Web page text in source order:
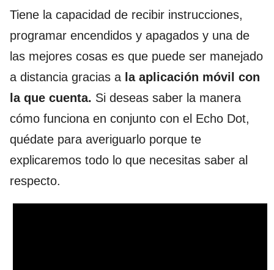
Tiene la capacidad de recibir instrucciones,
programar encendidos y apagados y una de
las mejores cosas es que puede ser manejado
a distancia gracias a la aplicación móvil con
la que cuenta. Si deseas saber la manera
cómo funciona en conjunto con el Echo Dot,
quédate para averiguarlo porque te
explicaremos todo lo que necesitas saber al
respecto.